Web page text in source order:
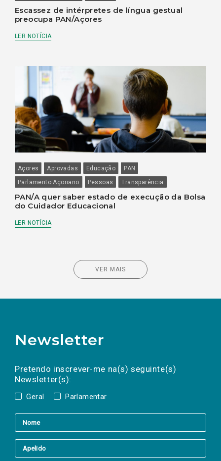
Escassez de intérpretes de língua gestual
preocupa PAN/Açores
LER NOTÍCIA
Açores Aprovadas Educação
PAN
Parlamento Açoriano
Pessoas Transparência
PAN/A quer saber estado de execução da Bolsa
do Cuidador Educacional
LER NOTÍCIA
VER MAIS
Newsletter
Pretendo inscrever-me na(s) seguinte(s)
Newsletter(s):
Geral Parlamentar
a(s) newsletter(s).
mail